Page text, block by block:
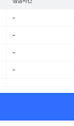
-
-
-
-
-